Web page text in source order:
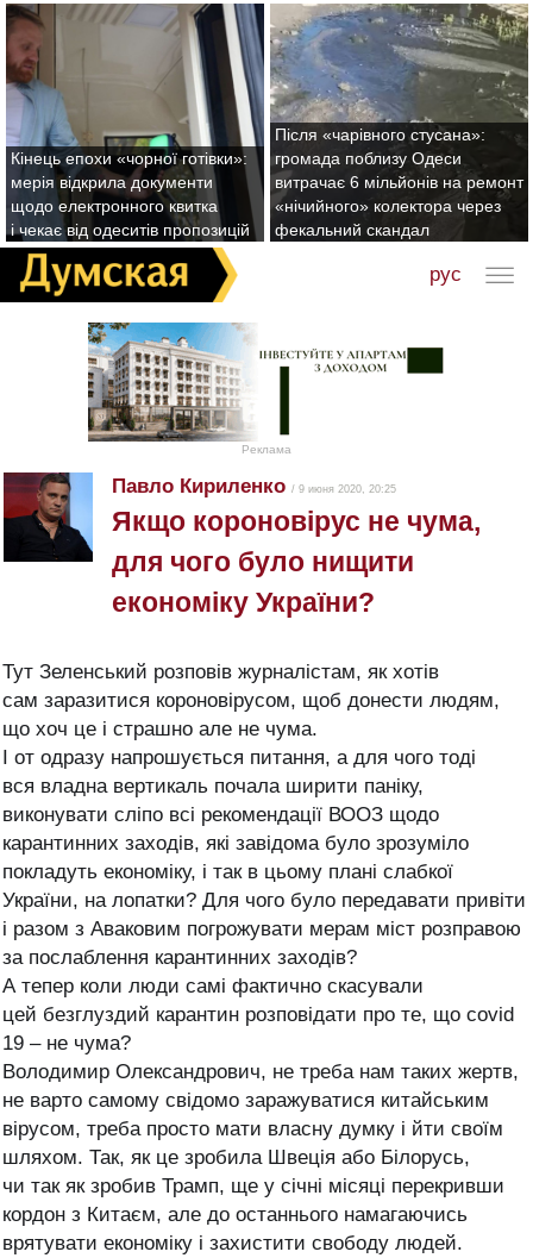
Кінець епохи «чорної готівки»:
мерія відкрила документи
щодо електронного квитка
і чекає від одеситів пропозицій
Після «чарівного стусана»:
громада поблизу Одеси
витрачає 6 мільйонів на ремонт
«нічийного» колектора через
фекальний скандал
рус
Реклама
Павло Кириленко / 9 июня 2020, 20:25
Якщо короновірус не чума,
для чого було нищити
економіку України?
Тут Зеленський розповів журналістам, як хотів
сам заразитися короновірусом, щоб донести людям,
що хоч це і страшно але не чума.
І от одразу напрошується питання, а для чого тоді
вся владна вертикаль почала ширити паніку,
виконувати сліпо всі рекомендації ВООЗ щодо
карантинних заходів, які завідома було зрозуміло
покладуть економіку, і так в цьому плані слабкої
України, на лопатки? Для чого було передавати привіти
і разом з Аваковим погрожувати мерам міст розправою
за послаблення карантинних заходів?
А тепер коли люди самі фактично скасували
цей безглуздий карантин розповідати про те, що covid
19 – не чума?
Володимир Олександрович, не треба нам таких жертв,
не варто самому свідомо заражуватися китайським
вірусом, треба просто мати власну думку і йти своїм
шляхом. Так, як це зробила Швеція або Білорусь,
чи так як зробив Трамп, ще у січні місяці перекривши
кордон з Китаєм, але до останнього намагаючись
врятувати економіку і захистити свободу людей.